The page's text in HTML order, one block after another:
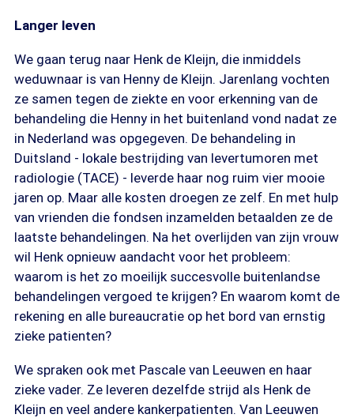
Langer leven
We gaan terug naar Henk de Kleijn, die inmiddels
weduwnaar is van Henny de Kleijn. Jarenlang vochten
ze samen tegen de ziekte en voor erkenning van de
behandeling die Henny in het buitenland vond nadat ze
in Nederland was opgegeven. De behandeling in
Duitsland - lokale bestrijding van levertumoren met
radiologie (TACE) - leverde haar nog ruim vier mooie
jaren op. Maar alle kosten droegen ze zelf. En met hulp
van vrienden die fondsen inzamelden betaalden ze de
laatste behandelingen. Na het overlijden van zijn vrouw
wil Henk opnieuw aandacht voor het probleem:
waarom is het zo moeilijk succesvolle buitenlandse
behandelingen vergoed te krijgen? En waarom komt de
rekening en alle bureaucratie op het bord van ernstig
zieke patienten?
We spraken ook met Pascale van Leeuwen en haar
zieke vader. Ze leveren dezelfde strijd als Henk de
Kleijn en veel andere kankerpatienten. Van Leeuwen